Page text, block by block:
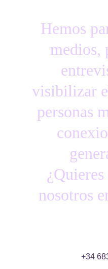
Hemos
medios,
visibilizar
personas
nosotros
+34